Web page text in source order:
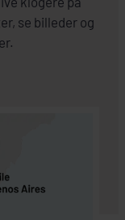
se billeder og